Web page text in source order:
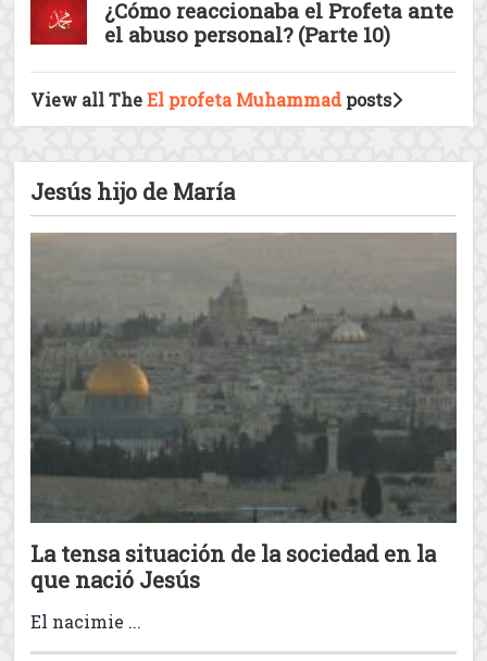
Los dos testimonios de fe – (2/2)
Allah
Muhammad
¿Cómo reaccionaba el Profeta ante
el abuso personal? (Parte 10)
View all The El profeta Muhammadposts
Jesús hijo de María